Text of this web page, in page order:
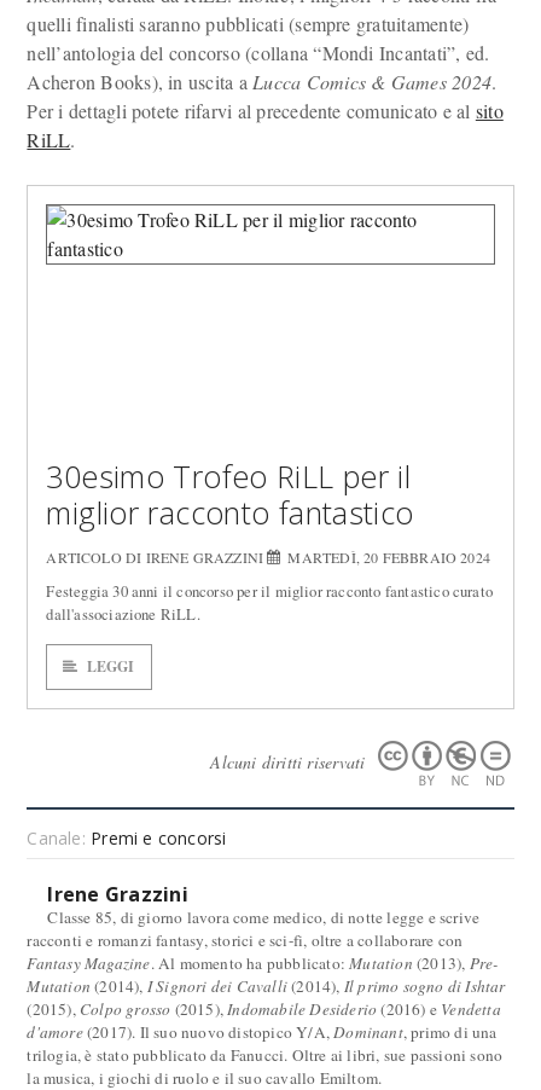
quelli finalisti saranno pubblicati (sempre gratuitamente)
nell’antologia del concorso (collana “Mondi Incantati”, ed.
Acheron Books), in uscita a Lucca Comics & Games 2024.
Per i dettagli potete rifarvi al precedente comunicato e al sito
RiLL.
30esimo Trofeo RiLL per il
miglior racconto fantastico
ARTICOLO DI IRENE GRAZZINI MARTEDÌ, 20 FEBBRAIO 2024
Festeggia 30 anni il concorso per il miglior racconto fantastico curato
dall'associazione RiLL.
LEGGI
Alcuni diritti riservati
Canale: Premi e concorsi
Irene Grazzini
Classe 85, di giorno lavora come medico, di notte legge e scrive
racconti e romanzi fantasy, storici e sci-fi, oltre a collaborare con
Fantasy Magazine. Al momento ha pubblicato:Mutation (2013), Pre-
Mutation (2014), I Signori dei Cavalli(2014), Il primo sogno di Ishtar
(2015), Colpo grosso (2015),Indomabile Desiderio (2016) e Vendetta
d'amore(2017). Il suo nuovo distopico Y/A,Dominant, primo di una
trilogia, è stato pubblicato da Fanucci. Oltre ai libri, sue passioni sono
la musica, i giochi di ruolo e il suo cavallo Emiltom.